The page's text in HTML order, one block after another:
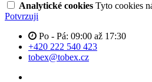
Analytické cookies Tyto cookies
Potvrzuji
Po - Pá: 09:00 až 17:30
+420 222 540 423
tobex@tobex.cz